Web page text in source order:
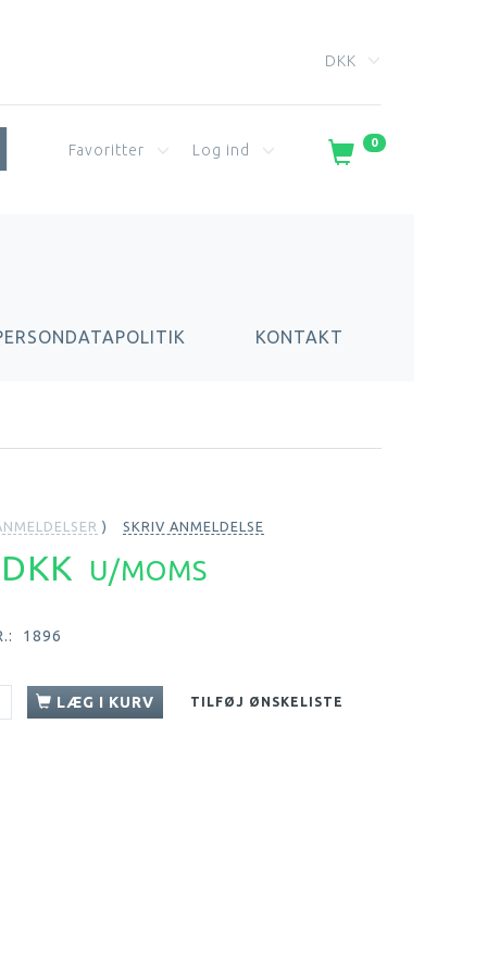
DKK
0
Favoritter Log ind
KONTAKT
SKRIV ANMELDELSE
U/MOMS
1896
LÆG I KURV TILFØJ ØNSKELISTE